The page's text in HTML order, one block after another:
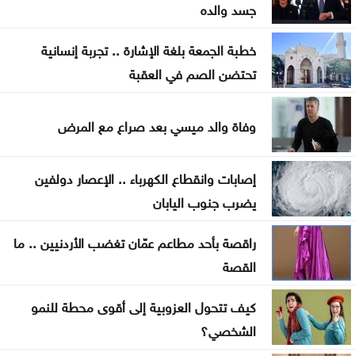
المستقلة للانتخاب تعتمد الصحفيين لتغطية انتخابات
غرف الصناعة 2026
استقرار أسعار الذهب في السوق المحلية الأحد
تجارة عمّان: أسعار المستلزمات المدرسية مستقرة
ومتوافرة بكثرة
صندوق الحج يحقق أرباحاً بـ24.9 مليون وموجوداته 448
مليوناً
تحذيرات أمنية من مواكب المركبات بالتزامن مع إعلان
نتائج التوجيهي
جيش الاحتلال يواصل نسف المنازل واستهداف خيام
النازحين بغزة
جسد والده
خطبة الجمعة بلغة الإشارة .. تجربة إنسانية
تحتضن الصم في العقبة
وفاة والد ميسي بعد صراع مع المرض
إصابات وانقطاع الكهرباء .. الإعصار دولفين
يضرب جنوب اليابان
راقصة بأحد مطاعم عمّان تغضب الأردنيين .. ما
القصة
كيف تتحول العزوبية إلى أقوى محطة للنمو
الشخصي؟